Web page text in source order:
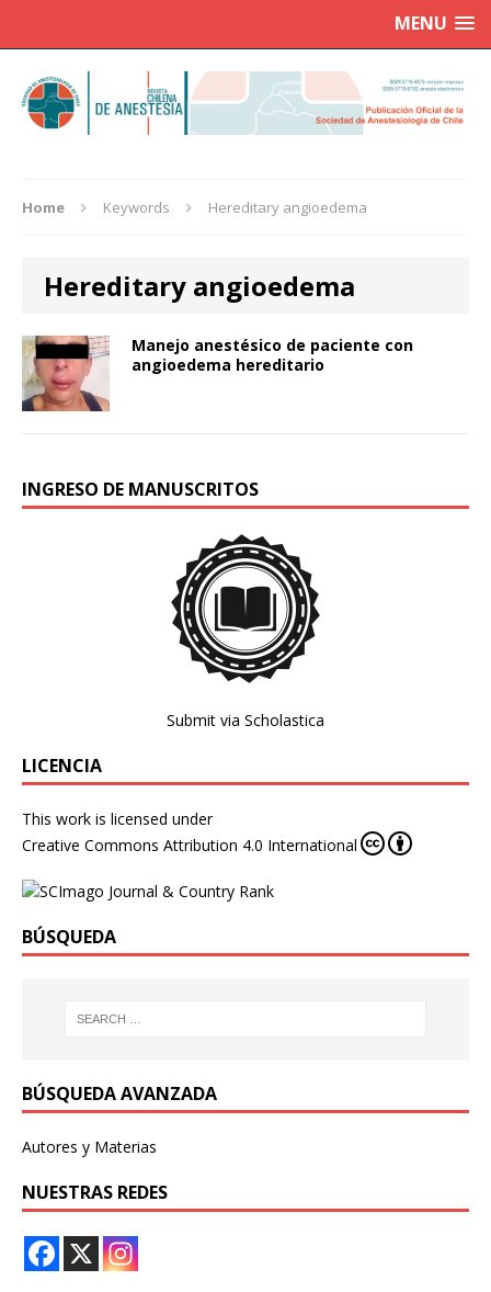
MENU
Home Keywords Hereditary angioedema
Hereditary angioedema
Manejo anestésico de paciente con
angioedema hereditario
INGRESO DE MANUSCRITOS
Submit via Scholastica
LICENCIA
This work is licensed under
Creative Commons Attribution 4.0 International
BÚSQUEDA
BÚSQUEDA AVANZADA
Autores y Materias
NUESTRAS REDES